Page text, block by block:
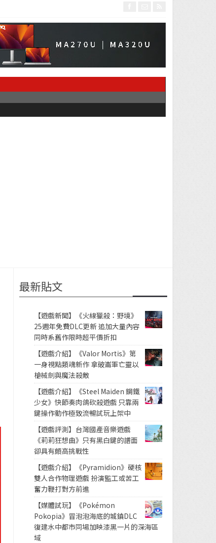
最新貼文
【遊戲新聞】《火線獵殺：野境》
25週年免費DLC更新 追加大量內容
同時系舊作限時超平價折扣
【遊戲介紹】《Valor Mortis》第
一身視點類魂新作 拿破崙軍亡靈以
槍械劍與魔法殺敵
【遊戲介紹】《Steel Maiden 鋼鐵
少女》快節奏肉鴿砍殺遊戲 只靠兩
鍵操作動作極致流暢試玩上架中
【遊戲評測】台灣國產音樂遊戲
《莉莉狂想曲》只有黑白鍵的譜面
卻具有頗高挑戰性
【遊戲介紹】《Pyramidion》硬核
雙人合作物理遊戲 扮演監工或苦工
奮力鞭打對方前進
【媒體試玩】《Pokémon
Pokopia》冒泡泡海底的城鎮DLC
復建水中都市同場加映漆黑一片的深海區
域